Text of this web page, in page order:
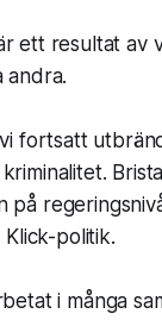
ett resultat av
andra.
fortsatt
på
politik.
i många